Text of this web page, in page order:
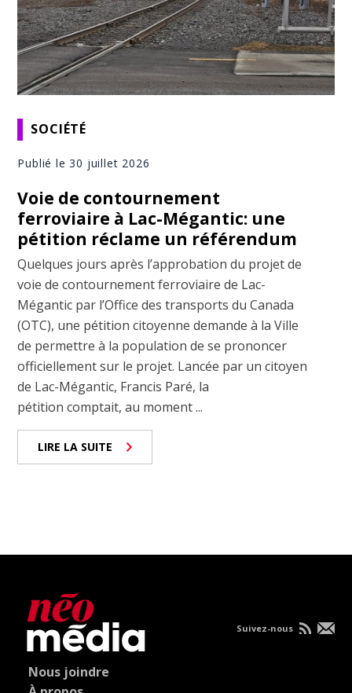
SOCIÉTÉ
Publié le 30 juillet 2026
Voie de contournement
ferroviaire à Lac-Mégantic: une
pétition réclame un référendum
Quelques jours après l’approbation du projet de
voie de contournement ferroviaire de Lac-
Mégantic par l’Office des transports du Canada
(OTC), une pétition citoyenne demande à la Ville
de permettre à la population de se prononcer
officiellement sur le projet. Lancée par un citoyen
de Lac-Mégantic, Francis Paré, la
pétition comptait, au moment ...
LIRE LA SUITE
Nous joindre
Suivez-nous